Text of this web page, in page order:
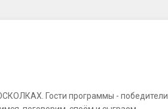
Гости программы - победители